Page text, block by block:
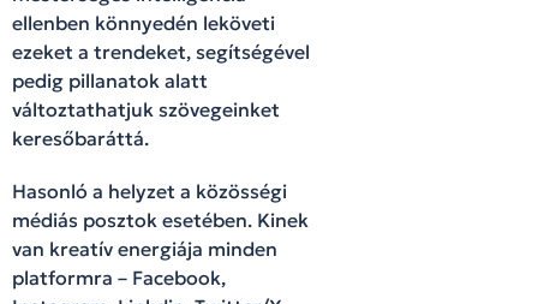
ellenben könnyedén leköveti
ezeket a trendeket, segítségével
pedig pillanatok alatt
változtathatjuk szövegeinket
keresőbaráttá.
Hasonló a helyzet a közösségi
médiás posztok esetében. Kinek
van kreatív energiája minden
platformra – Facebook,